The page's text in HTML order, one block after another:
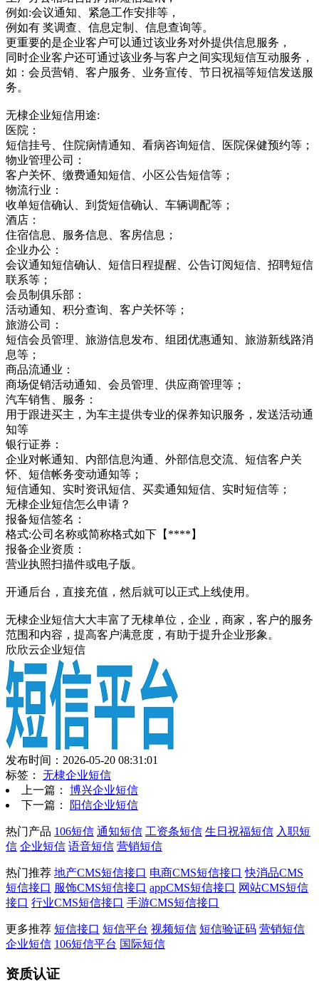
例如:会议通知、紧急工作安排等，
例如有 奖调查、信息定制、信息查询等。
更重要的是企业客户可以通过该业务对外提供信息服务，
同时企业客户还可通过该业务与客户之间实现短信互动服务，
如：会员营销、客户服务、业务宣传、节日祝福等短信发送服
务。
无棣企业短信用途:
医院：
短信挂号、住院病情通知、看病咨询短信、医院保健预约等；
物业管理公司：
客户关怀、缴费通知短信、小区公告短信等；
物流行业：
收单短信确认、到货短信确认、车辆调配等；
酒店：
住宿信息、服务信息、客房信息；
企业办公：
会议通知短信确认、短信日程提醒、公告订阅短信、招聘短信
联系等；
会员制俱乐部：
活动通知、积分查询、客户关怀等；
旅游公司：
短信会员管理、旅游信息发布、组团优惠通知、旅游新线路消
息等；
商品流通业：
商场促销活动通知、会员管理、供应商管理等；
汽车销售、服务：
用于跟进买主，为车主提供专业的保养知识服务，发送活动通
知等
银行证券：
企业对帐通知、内部信息沟通、外部信息交流、短信客户关
怀、短信帐务变动通知等；
短信通知、实时资讯短信、买卖通知短信、实时短信等；
无棣企业短信怎么申请？
报备短信签名：
格式:公司名称或简称格式如下【****】
报备企业资质：
营业执照扫描件或电子版。
开通后台，直接充值，然后就可以正式上线使用。
无棣企业短信大大丰富了无棣单位，企业，商家，客户的服务
范围和内容，提高客户满意度，有助于提升企业形象。
欣欣云企业短信
发布时间：2026-05-20 08:31:01
标签： 无棣企业短信
上一篇： 博兴企业短信
下一篇：
阳信企业短信
热门产品 106短信 通知短信 工资条短信 生日祝福短信 入职短
信 企业短信 语音短信 营销短信
热门推荐 地产CMS短信接口 电商CMS短信接口 快消品CMS
短信接口 服饰CMS短信接口 appCMS短信接口 网站CMS短信
接口 行业CMS短信接口 手游CMS短信接口
更多推荐 短信接口 短信平台 视频短信 短信验证码 营销短信
企业短信 106短信平台 国际短信
资质认证